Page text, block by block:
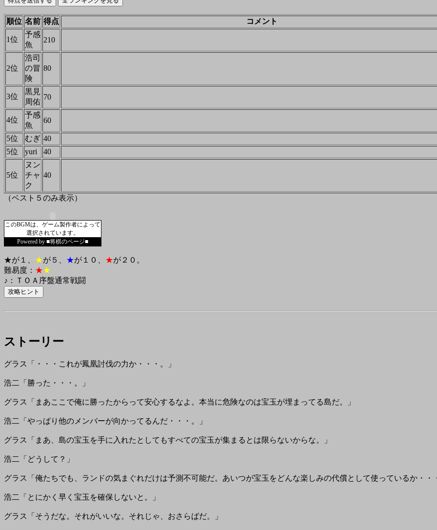
順位 名前 得点 コメント
1位
予感
魚
210
2位
浩司
の冒
険
80
3位
黒見
周佑
70
4位
予感
魚
60
5位 むぎ 40
5位
yuri 40
5位
ヌン
チャ
ク
40
（ベスト５のみ表示）
このBGMは、ゲーム製作者によって
選択されています。
Powered by ■将棋のページ■
★が１、 ★が５、 ★が１０、 ★が２０。
難易度： ★★
♪：ＴＯＡ序盤通常戦闘
ストーリー
グラス「・・・これが鳳凰討伐の力か・・・。」
浩二「勝った・・・。」
グラス「まあここで俺に勝ったからって安心するなよ。本当に危険なのは宝玉が埋まってる島だ。」
浩二「やっぱり他のメンバーが向かってるんだ・・・。」
グラス「まあ、島の宝玉を手に入れたとしてもすべての宝玉が集まるとは限らないからな。」
浩二「どうして？」
グラス「俺たちでも、ランドの気まぐれだけは予測不可能だ。あいつが宝玉をどんな楽しみの代償として使っているか・・
浩二「とにかく早く宝玉を確保しないと。」
グラス「そうだな。それがいいな。それじゃ、おさらばだ。」